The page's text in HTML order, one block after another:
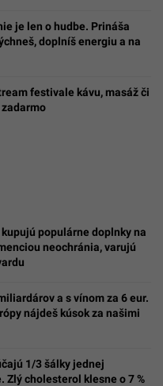
je len o hudbe. Prináša
doplníš energiu a na
festivale kávu, masáž či
populárne doplnky na
neochránia, varujú
a s vínom za 6 eur.
nájdeš kúsok za našimi
1/3 šálky jednej
Zlý cholesterol klesne o 7 %